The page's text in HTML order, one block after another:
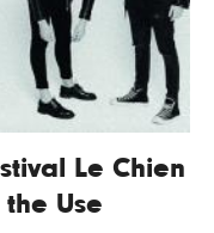
Le Chien
Use